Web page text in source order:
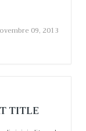
09, 2013
TITLE